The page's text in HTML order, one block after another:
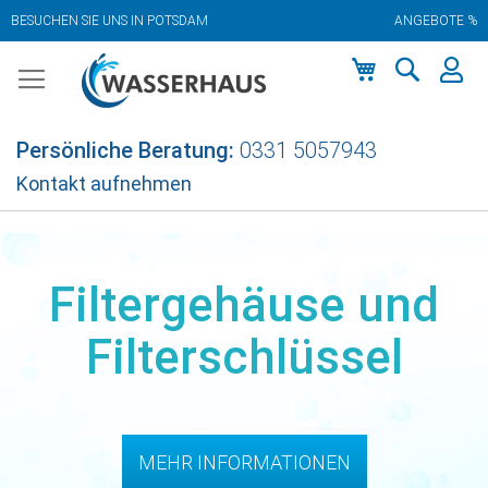
BESUCHEN SIE UNS IN POTSDAM ANGEBOTE %
Inhalt
Persönliche Beratung: 0331 5057943
Kontakt aufnehmen
Filtergehäuse und
Filterschlüssel
MEHR INFORMATIONEN